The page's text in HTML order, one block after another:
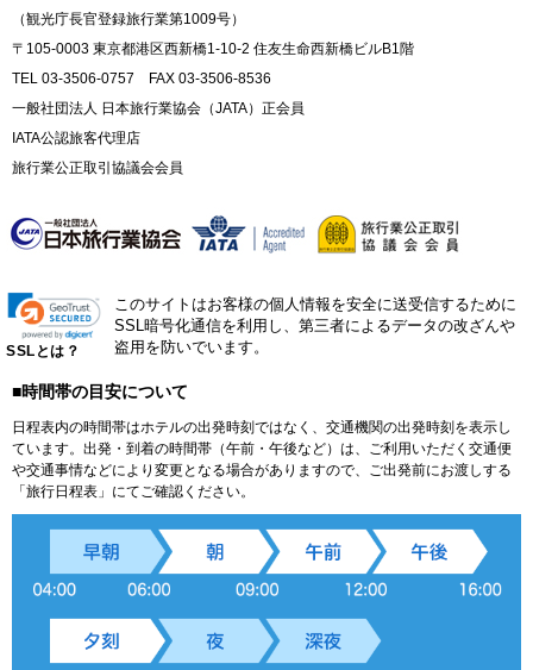
（観光庁長官登録旅行業第1009号）
〒105-0003 東京都港区西新橋1-10-2 住友生命西新橋ビルB1階
TEL 03-3506-0757 FAX 03-3506-8536
一般社団法人 日本旅行業協会（JATA）正会員
IATA公認旅客代理店
旅行業公正取引協議会会員
SSLとは？
このサイトはお客様の個人情報を安全に送受信するために
SSL暗号化通信を利用し、第三者によるデータの改ざんや
盗用を防いでいます。
■時間帯の目安について
日程表内の時間帯はホテルの出発時刻ではなく、交通機関の出発時刻を表示し
ています。出発・到着の時間帯（午前・午後など）は、ご利用いただく交通便
や交通事情などにより変更となる場合がありますので、ご出発前にお渡しする
「旅行日程表」にてご確認ください。